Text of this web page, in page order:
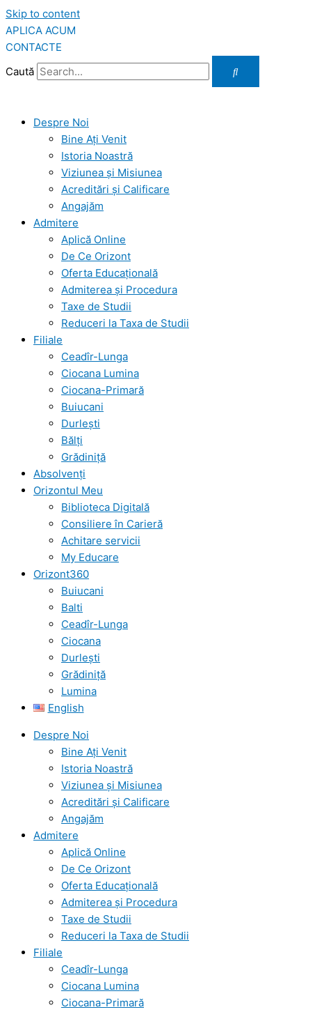
Skip to content
APLICA ACUM
CONTACTE
Caută
Despre Noi
Bine Ați Venit
Istoria Noastră
Viziunea şi Misiunea
Acreditări şi Calificare
Angajăm
Admitere
Aplică Online
De Ce Orizont
Oferta Educațională
Admiterea și Procedura
Taxe de Studii
Reduceri la Taxa de Studii
Filiale
Ceadîr-Lunga
Ciocana Lumina
Ciocana-Primară
Buiucani
Durlești
Bălți
Grădiniță
Absolvenți
Orizontul Meu
Biblioteca Digitală
Consiliere în Carieră
Achitare servicii
My Educare
Orizont360
Buiucani
Balti
Ceadîr-Lunga
Ciocana
Durlești
Grădiniță
Lumina
English
Despre Noi
Bine Ați Venit
Istoria Noastră
Viziunea şi Misiunea
Acreditări şi Calificare
Angajăm
Admitere
Aplică Online
De Ce Orizont
Oferta Educațională
Admiterea și Procedura
Taxe de Studii
Reduceri la Taxa de Studii
Filiale
Ceadîr-Lunga
Ciocana Lumina
Ciocana-Primară